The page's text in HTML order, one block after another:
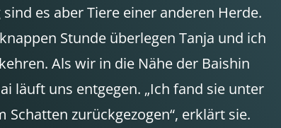
es aber Tiere einer anderen Herde.
Stunde überlegen Tanja und ich
Als wir in die Nähe der Baishin
läuft uns entgegen. „Ich fand sie unter
zurückgezogen“, erklärt sie.